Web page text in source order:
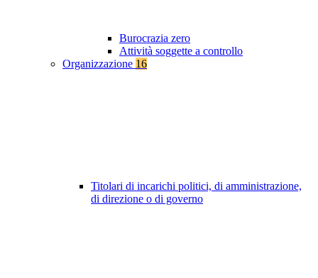
Burocrazia zero
Attività soggette a controllo
Organizzazione 16
Titolari di incarichi politici, di amministrazione,
di direzione o di governo